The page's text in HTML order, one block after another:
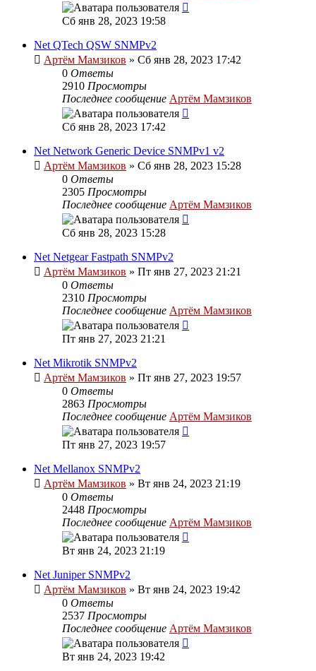
Сб янв 28, 2023 19:58
Net QTech QSW SNMPv2
Артём Мамзиков » Сб янв 28, 2023 17:42
0 Ответы
2910 Просмотры
Последнее сообщение Артём Мамзиков
Сб янв 28, 2023 17:42
Net Network Generic Device SNMPv1 v2
Артём Мамзиков » Сб янв 28, 2023 15:28
0 Ответы
2305 Просмотры
Последнее сообщение Артём Мамзиков
Сб янв 28, 2023 15:28
Net Netgear Fastpath SNMPv2
Артём Мамзиков » Пт янв 27, 2023 21:21
0 Ответы
2310 Просмотры
Последнее сообщение Артём Мамзиков
Пт янв 27, 2023 21:21
Net Mikrotik SNMPv2
Артём Мамзиков » Пт янв 27, 2023 19:57
0 Ответы
2863 Просмотры
Последнее сообщение Артём Мамзиков
Пт янв 27, 2023 19:57
Net Mellanox SNMPv2
Артём Мамзиков » Вт янв 24, 2023 21:19
0 Ответы
2448 Просмотры
Последнее сообщение Артём Мамзиков
Вт янв 24, 2023 21:19
Net Juniper SNMPv2
Артём Мамзиков » Вт янв 24, 2023 19:42
0 Ответы
2537 Просмотры
Последнее сообщение Артём Мамзиков
Вт янв 24, 2023 19:42